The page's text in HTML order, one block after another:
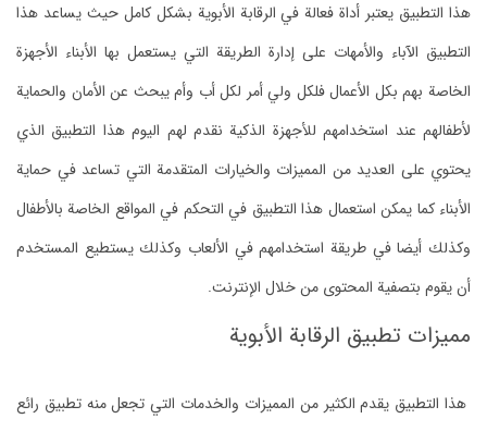
هذا التطبيق يعتبر أداة فعالة في الرقابة الأبوية بشكل كامل حيث يساعد هذا
التطبيق الآباء والأمهات على إدارة الطريقة التي يستعمل بها الأبناء الأجهزة
الخاصة بهم بكل الأعمال فلكل ولي أمر لكل أب وأم يبحث عن الأمان والحماية
لأطفالهم عند استخدامهم للأجهزة الذكية نقدم لهم اليوم هذا التطبيق الذي
يحتوي على العديد من المميزات والخيارات المتقدمة التي تساعد في حماية
الأبناء كما يمكن استعمال هذا التطبيق في التحكم في المواقع الخاصة بالأطفال
وكذلك أيضا في طريقة استخدامهم في الألعاب وكذلك يستطيع المستخدم
أن يقوم بتصفية المحتوى من خلال الإنترنت.
مميزات تطبيق الرقابة الأبوية
هذا التطبيق يقدم الكثير من المميزات والخدمات التي تجعل منه تطبيق رائع